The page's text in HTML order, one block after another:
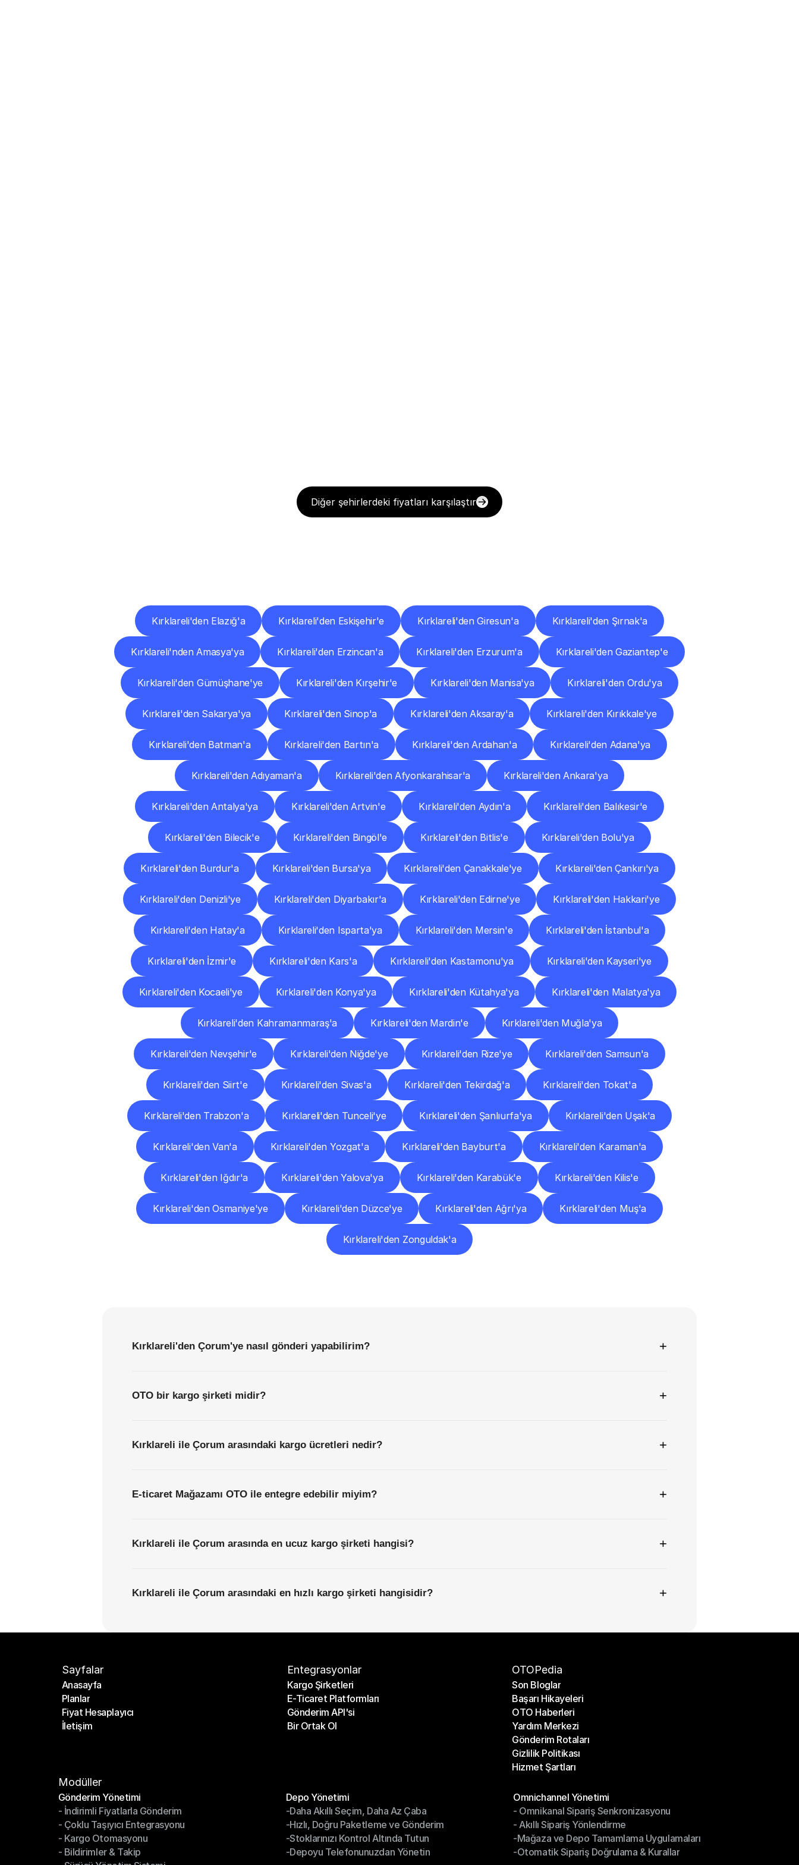
Diğer şehirlerdeki fiyatları karşılaştır
Kırklareli'den Elazığ'a Kırklareli'den Eskişehir'e Kırklareli'den Giresun'a Kırklareli'den Şırnak'a
Kırklareli'nden Amasya'ya Kırklareli'den Erzincan'a Kırklareli'den Erzurum'a Kırklareli'den Gaziantep'e
Kırklareli'den Gümüşhane'ye Kırklareli'den Kırşehir'e Kırklareli'den Manisa'ya Kırklareli'den Ordu'ya
Kırklareli'den Sakarya'ya Kırklareli'den Sinop'a Kırklareli'den Aksaray'a Kırklareli'den Kırıkkale'ye
Kırklareli'den Batman'a Kırklareli'den Bartın'a Kırklareli'den Ardahan'a Kırklareli'den Adana'ya
Kırklareli'den Adıyaman'a Kırklareli'den Afyonkarahisar'a Kırklareli'den Ankara'ya
Kırklareli'den Antalya'ya Kırklareli'den Artvin'e Kırklareli'den Aydın'a Kırklareli'den Balıkesir'e
Kırklareli'den Bilecik'e Kırklareli'den Bingöl'e Kırklareli'den Bitlis'e Kırklareli'den Bolu'ya
Kırklareli'den Burdur'a Kırklareli'den Bursa'ya Kırklareli'den Çanakkale'ye Kırklareli'den Çankırı'ya
Kırklareli'den Denizli'ye Kırklareli'den Diyarbakır'a Kırklareli'den Edirne'ye Kırklareli'den Hakkari'ye
Kırklareli'den Hatay'a Kırklareli'den Isparta'ya Kırklareli'den Mersin'e Kırklareli'den İstanbul'a
Kırklareli'den İzmir'e Kırklareli'den Kars'a Kırklareli'den Kastamonu'ya Kırklareli'den Kayseri'ye
Kırklareli'den Kocaeli'ye Kırklareli'den Konya'ya Kırklareli'den Kütahya'ya Kırklareli'den Malatya'ya
Kırklareli'den Kahramanmaraş'a Kırklareli'den Mardin'e Kırklareli'den Muğla'ya
Kırklareli'den Nevşehir'e Kırklareli'den Niğde'ye Kırklareli'den Rize'ye Kırklareli'den Samsun'a
Kırklareli'den Siirt'e Kırklareli'den Sivas'a Kırklareli'den Tekirdağ'a Kırklareli'den Tokat'a
Kırklareli'den Trabzon'a Kırklareli'den Tunceli'ye Kırklareli'den Şanlıurfa'ya Kırklareli'den Uşak'a
Kırklareli'den Van'a Kırklareli'den Yozgat'a Kırklareli'den Bayburt'a Kırklareli'den Karaman'a
Kırklareli'den Iğdır'a Kırklareli'den Yalova'ya Kırklareli'den Karabük'e Kırklareli'den Kilis'e
Kırklareli'den Osmaniye'ye Kırklareli'den Düzce'ye Kırklareli'den Ağrı'ya Kırklareli'den Muş'a
Kırklareli'den Zonguldak'a
Kırklareli'den Çorum'ye nasıl gönderi yapabilirim? +
OTO bir kargo şirketi midir? +
Kırklareli ile Çorum arasındaki kargo ücretleri nedir? +
E-ticaret Mağazamı OTO ile entegre edebilir miyim? +
Kırklareli ile Çorum arasında en ucuz kargo şirketi hangisi? +
Kırklareli ile Çorum arasındaki en hızlı kargo şirketi hangisidir? +
Sayfalar
Anasayfa
Anasayfa
Planlar
Planlar
Fiyat Hesaplayıcı
Fiyat Hesaplayıcı
İletişim
Entegrasyonlar
Kargo Şirketleri
Kargo Şirketleri
E-Ticaret Platformları
E-Ticaret Platformları
Gönderim API'si
Gönderim API'si
Bir Ortak Ol
OTOPedia
Son Bloglar
Son Bloglar
Başarı Hikayeleri
Başarı Hikayeleri
OTO Haberleri
OTO Haberleri
Yardım Merkezi
Yardım Merkezi
Gönderim Rotaları
Gönderim Rotaları
Gizlilik Politikası
Gizlilik Politikası
Hizmet Şartları
Modüller
Gönderim Yönetimi
Gönderim Yönetimi
- İndirimli Fiyatlarla Gönderim
- İndirimli Fiyatlarla Gönderim
- Çoklu Taşıyıcı Entegrasyonu
- Çoklu Taşıyıcı Entegrasyonu
- Kargo Otomasyonu
- Kargo Otomasyonu
- Bildirimler & Takip
Depo Yönetimi
Depo Yönetimi
-Daha Akıllı Seçim, Daha Az Çaba
-Daha Akıllı Seçim, Daha Az Çaba
-Hızlı, Doğru Paketleme ve Gönderim
-Hızlı, Doğru Paketleme ve Gönderim
-Stoklarınızı Kontrol Altında Tutun
-Stoklarınızı Kontrol Altında Tutun
-Depoyu Telefonunuzdan Yönetin
Omnichannel Yönetimi
Omnichannel Yönetimi
- Omnikanal Sipariş Senkronizasyonu
- Omnikanal Sipariş Senkronizasyonu
- Akıllı Sipariş Yönlendirme
- Akıllı Sipariş Yönlendirme
-Mağaza ve Depo Tamamlama Uygulamaları
-Mağaza ve Depo Tamamlama Uygulamaları
-Otomatik Sipariş Doğrulama & Kurallar